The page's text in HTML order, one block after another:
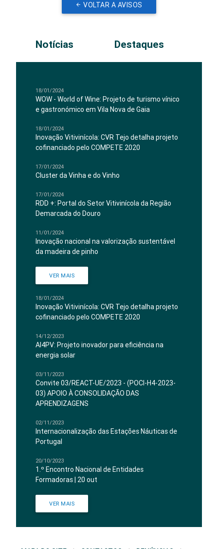
VOLTAR A AVISOS
Notícias Destaques
18/01/2024
WOW - World of Wine: Projeto de turismo vínico
e gastronómico em Vila Nova de Gaia
18/01/2024
Inovação Vitivinícola: CVR Tejo detalha projeto
cofinanciado pelo COMPETE 2020
17/01/2024
Cluster da Vinha e do Vinho
17/01/2024
RDD +: Portal do Setor Vitivinícola da Região
Demarcada do Douro
11/01/2024
Inovação nacional na valorização sustentável
da madeira de pinho
VER MAIS
18/01/2024
Inovação Vitivinícola: CVR Tejo detalha projeto
cofinanciado pelo COMPETE 2020
14/12/2023
AI4PV: Projeto inovador para eficiência na
energia solar
03/11/2023
Convite 03/REACT-UE/2023 - (POCI-H4-2023-
03) APOIO À CONSOLIDAÇÃO DAS
APRENDIZAGENS
02/11/2023
Internacionalização das Estações Náuticas de
Portugal
20/10/2023
1.º Encontro Nacional de Entidades
Formadoras | 20 out
VER MAIS